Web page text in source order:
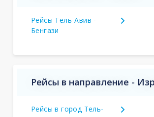
Рейсы Тель-Авив -
Бенгази
Рейсы в направление -
Рейсы в город Тель-